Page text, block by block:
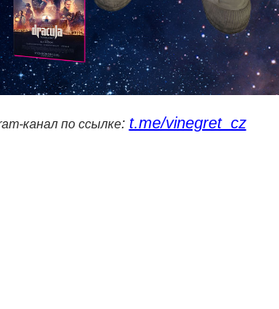
канал по ссылке: t.me/vinegret_cz